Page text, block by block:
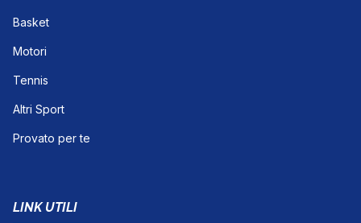
Basket
Motori
Tennis
Altri Sport
Provato per te
LINK UTILI